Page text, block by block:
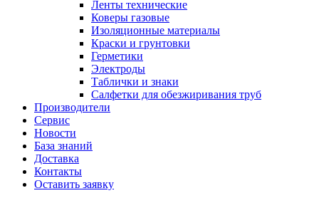
Ленты технические
Коверы газовые
Изоляционные материалы
Краски и грунтовки
Герметики
Электроды
Таблички и знаки
Салфетки для обезжиривания труб
Производители
Сервис
Новости
База знаний
Доставка
Контакты
Оставить заявку